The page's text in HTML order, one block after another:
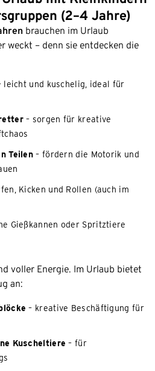
(2–4 Jahre)
brauchen im Urlaub
weckt – denn sie entdecken die
leicht und kuschelig, ideal für
– sorgen für kreative
Teilen– fördern die Motorik und
Kicken und Rollen (auch im
Gießkannen oder Spritztiere
voller Energie. Im Urlaub bietet
an:
– kreative Beschäftigung für
Kuscheltiere – für